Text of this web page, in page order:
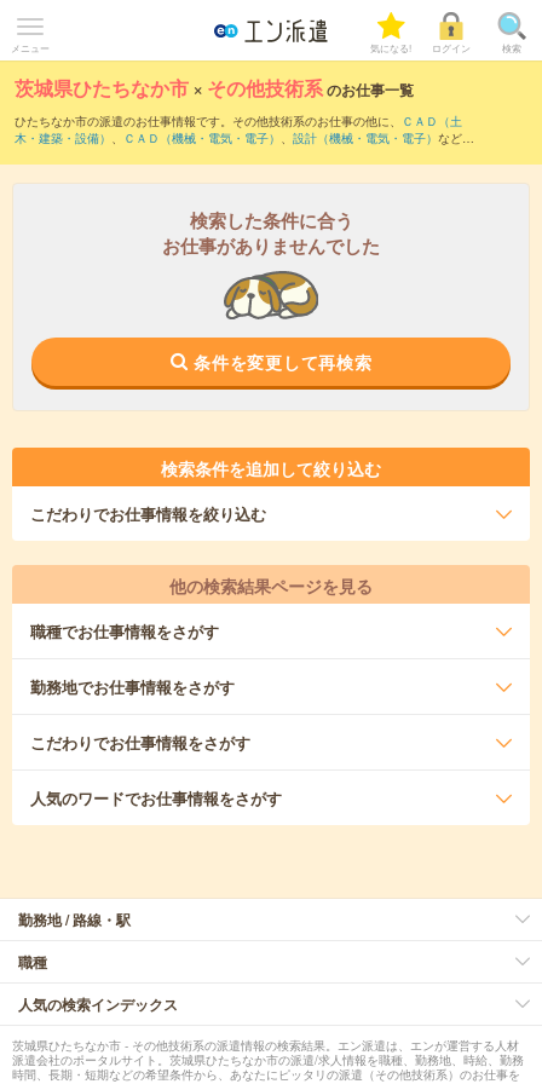
メニュー 気になる! ログイン 検索
茨城県ひたちなか市 × その他技術系のお仕事一覧
ひたちなか市の派遣のお仕事情報です。その他技術系のお仕事の他に、
ＣＡＤ（土
木・建築・設備） 、 ＣＡＤ（機械・電気・電子） 、 設計（機械・電気・電子） などを
検索した条件に合う
お仕事がありませんでした
条件を変更して再検索
検索条件を追加して絞り込む
こだわりでお仕事情報を絞り込む
他の検索結果ページを見る
職種でお仕事情報をさがす
勤務地でお仕事情報をさがす
こだわりでお仕事情報をさがす
人気のワードでお仕事情報をさがす
勤務地 / 路線・駅
職種
人気の検索インデックス
茨城県ひたちなか市 - その他技術系の派遣情報の検索結果。エン派遣は、エンが運営する人材
派遣会社のポータルサイト。茨城県ひたちなか市の派遣/求人情報を職種、勤務地、時給、勤務
時間、長期・短期などの希望条件から、あなたにピッタリの派遣（その他技術系）のお仕事を